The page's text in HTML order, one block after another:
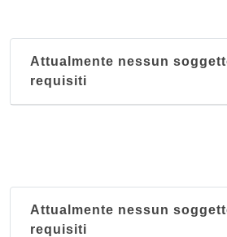
Attualmente nessun
requisiti
Attualmente nessun
requisiti